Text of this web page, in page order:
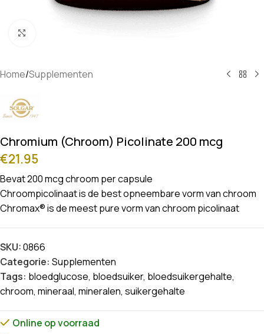
Home/Supplementen
Chromium (Chroom) Picolinate 200 mcg
€21.95
Bevat 200 mcg chroom per capsule
Chroompicolinaat is de best opneembare vorm van chroom
Chromax® is de meest pure vorm van chroom picolinaat
SKU:0866
Categorie: Supplementen
Tags: bloedglucose, bloedsuiker, bloedsuikergehalte,
chroom, mineraal, mineralen, suikergehalte
Online op voorraad